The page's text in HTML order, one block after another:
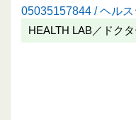
05035157844 / ヘル
HEALTH LAB／ドク